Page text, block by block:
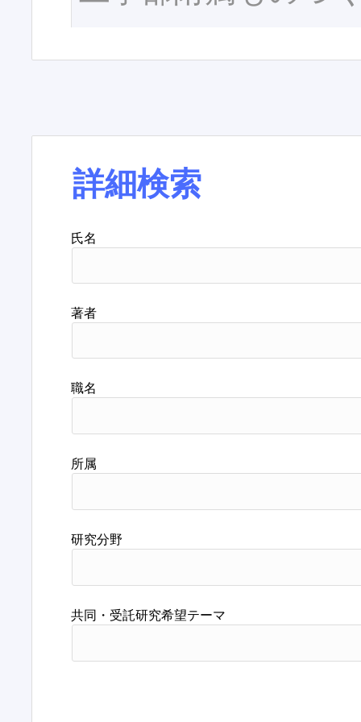
詳細検索
氏名
著者
職名
所属
研究分野
共同・受託研究希望テーマ